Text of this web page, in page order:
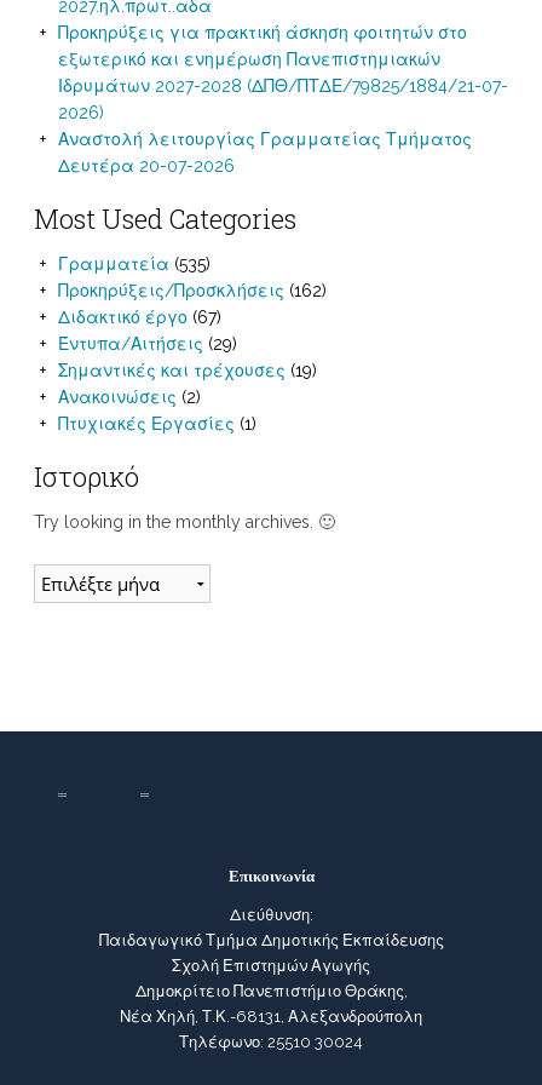
2027.ηλ.πρωτ..αδα
Προκηρύξεις για πρακτική άσκηση φοιτητών στο
εξωτερικό και ενημέρωση Πανεπιστημιακών
Ιδρυμάτων 2027-2028 (ΔΠΘ/ΠΤΔΕ/79825/1884/21-07-
2026)
Αναστολή λειτουργίας Γραμματείας Τμήματος
Δευτέρα 20-07-2026
Most Used Categories
Γραμματεία (535)
Προκηρύξεις/Προσκλήσεις (162)
Διδακτικό έργο (67)
Έντυπα/Αιτήσεις (29)
Σημαντικές και τρέχουσες (19)
Ανακοινώσεις (2)
Πτυχιακές Εργασίες (1)
Ιστορικό
Try looking in the monthly archives. 🙂
Ιστορικό
Επικοινωνία
Διεύθυνση:
Παιδαγωγικό Τμήμα Δημοτικής Εκπαίδευσης
Σχολή Επιστημών Αγωγής
Δημοκρίτειο Πανεπιστήμιο Θράκης,
Νέα Χηλή, Τ.Κ.-68131, Αλεξανδρούπολη
Τηλέφωνο: 25510 30024